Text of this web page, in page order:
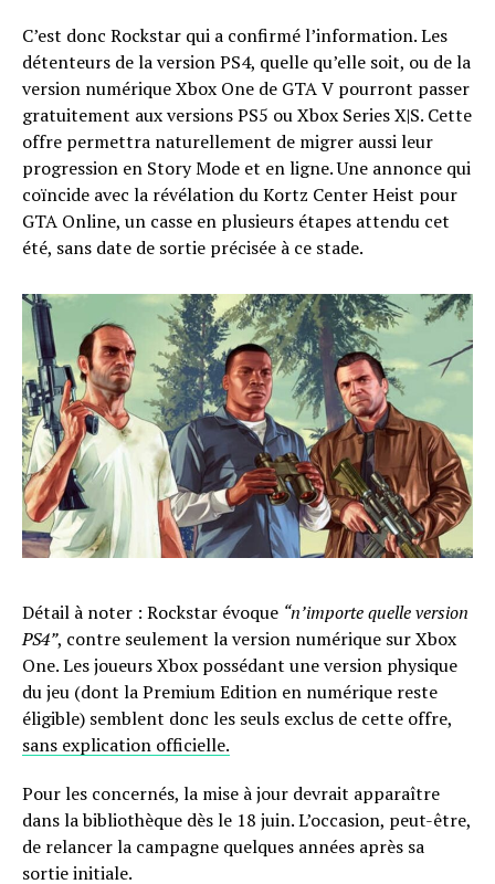
C’est donc Rockstar qui a confirmé l’information. Les
détenteurs de la version PS4, quelle qu’elle soit, ou de la
version numérique Xbox One de GTA V pourront passer
gratuitement aux versions PS5 ou Xbox Series X|S. Cette
offre permettra naturellement de migrer aussi leur
progression en Story Mode et en ligne. Une annonce qui
coïncide avec la révélation du Kortz Center Heist pour
GTA Online, un casse en plusieurs étapes attendu cet
été, sans date de sortie précisée à ce stade.
Détail à noter : Rockstar évoque “n’importe quelle version
PS4”, contre seulement la version numérique sur Xbox
One. Les joueurs Xbox possédant une version physique
du jeu (dont la Premium Edition en numérique reste
éligible) semblent donc les seuls exclus de cette offre,
sans explication officielle.
Pour les concernés, la mise à jour devrait apparaître
dans la bibliothèque dès le 18 juin. L’occasion, peut-être,
de relancer la campagne quelques années après sa
sortie initiale.